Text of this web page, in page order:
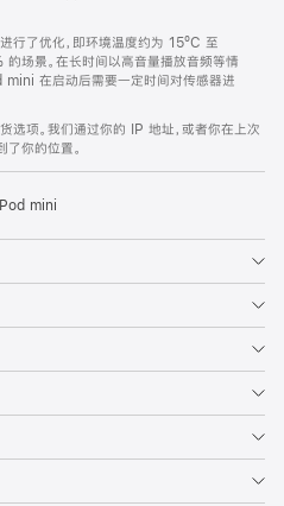
行了优化，即环境温度约为 15ºC 至
场景。在长时间以高音量播放音频等情
mini 在启动后需要一定时间对传感器进
选项。我们通过你的 IP 地址，或者你在上次
你的位置。
mini